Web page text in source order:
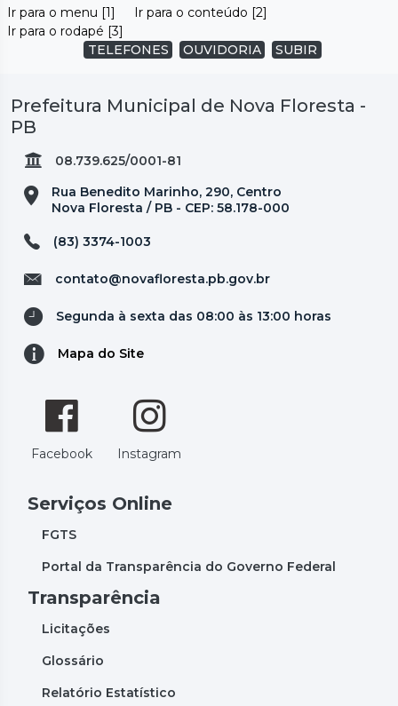
Ir para o menu [1]
Ir para o conteúdo [2]
Ir para o rodapé [3]
TELEFONES
OUVIDORIA SUBIR
Prefeitura Municipal de Nova Floresta -
PB
08.739.625/0001-81
Rua Benedito Marinho, 290, Centro
Nova Floresta / PB - CEP: 58.178-000
(83) 3374-1003
contato@novafloresta.pb.gov.br
Segunda à sexta das 08:00 às 13:00 horas
Mapa do Site
Facebook Instagram
Serviços Online
FGTS
Portal da Transparência do Governo Federal
Transparência
Licitações
Glossário
Relatório Estatístico